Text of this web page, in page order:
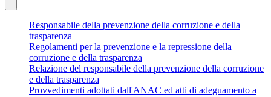
Responsabile della prevenzione della corruzione e della
trasparenza
Regolamenti per la prevenzione e la repressione della
corruzione e della trasparenza
Relazione del responsabile della prevenzione della corruzione
e della trasparenza
Provvedimenti adottati dall'ANAC ed atti di adeguamento a